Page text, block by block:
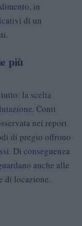
in
di un
più
la scelta
Conti
nei report
di pregio offrono
Di conseguenza
anche alle
di locazione.